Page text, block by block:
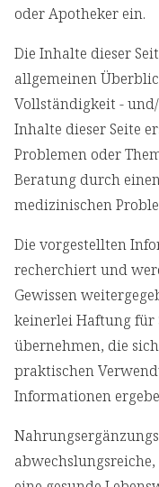
oder Apotheker ein.
Die Inhalte dieser
allgemeinen
Vollständigkeit -
Inhalte dieser Seite
Problemen oder
Beratung durch
medizinischen
Die vorgestellten
recherchiert und
Gewissen
keinerlei Haftung für
übernehmen, die
praktischen
Informationen